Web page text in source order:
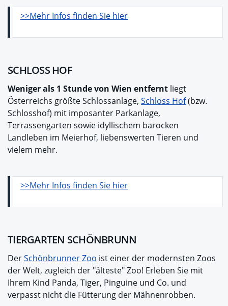
>>Mehr Infos finden Sie hier
SCHLOSS HOF
Weniger als 1 Stunde von Wien entfernt liegt
Österreichs größte Schlossanlage, Schloss Hof(bzw.
Schlosshof) mit imposanter Parkanlage,
Terrassengarten sowie idyllischem barocken
Landleben im Meierhof, liebenswerten Tieren und
vielem mehr.
>>Mehr Infos finden Sie hier
TIERGARTEN SCHÖNBRUNN
DerSchönbrunner Zoo ist einer der modernsten Zoos
der Welt, zugleich der "älteste" Zoo! Erleben Sie mit
Ihrem Kind Panda, Tiger, Pinguine und Co. und
verpasst nicht die Fütterung der Mähnenrobben.